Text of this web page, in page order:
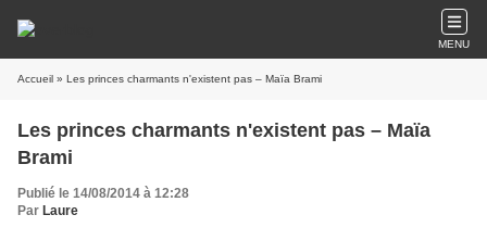
MENU
Accueil » Les princes charmants n'existent pas – Maïa Brami
Les princes charmants n'existent pas – Maïa
Brami
Publié le 14/08/2014 à 12:28
Par Laure